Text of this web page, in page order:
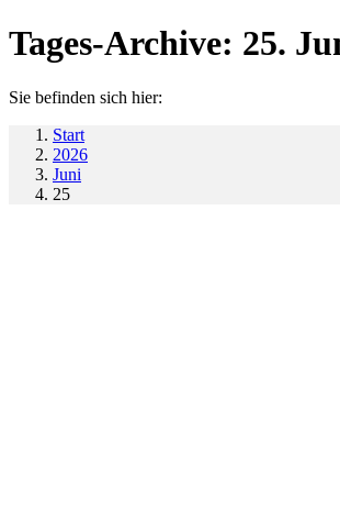
Tages-Archive: 25.
Sie befinden sich hier:
Start
2026
Juni
25